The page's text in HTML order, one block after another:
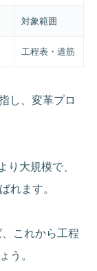
対象範囲
工程表・道筋
し、変革プロ
り大規模で、
れます。
これから工程
う。